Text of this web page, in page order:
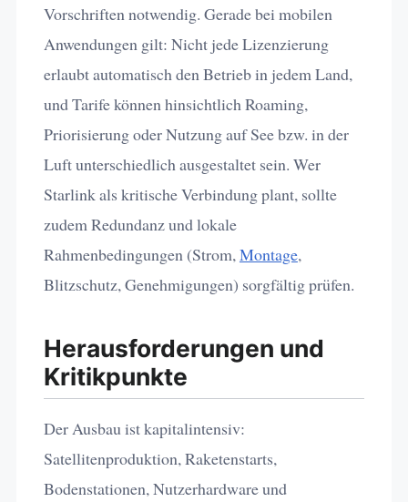
Vorschriften notwendig. Gerade bei mobilen
Anwendungen gilt: Nicht jede Lizenzierung
erlaubt automatisch den Betrieb in jedem Land,
und Tarife können hinsichtlich Roaming,
Priorisierung oder Nutzung auf See bzw. in der
Luft unterschiedlich ausgestaltet sein. Wer
Starlink als kritische Verbindung plant, sollte
zudem Redundanz und lokale
Rahmenbedingungen (Strom, Montage,
Blitzschutz, Genehmigungen) sorgfältig prüfen.
Herausforderungen und
Kritikpunkte
Der Ausbau ist kapitalintensiv:
Satellitenproduktion, Raketenstarts,
Bodenstationen, Nutzerhardware und